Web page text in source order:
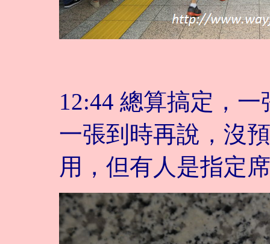
12:44 總算搞定，
一張到時再說，沒
用，但有人是指定